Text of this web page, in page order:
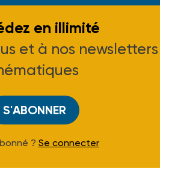
en illimité
et à nos newsletters
S'ABONNER
? Se connecter